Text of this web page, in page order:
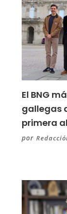
El BNG
gallegas
primera
por